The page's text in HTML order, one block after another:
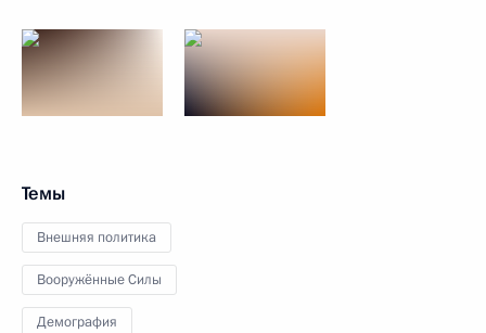
Темы
Внешняя политика
Вооружённые Силы
Демография